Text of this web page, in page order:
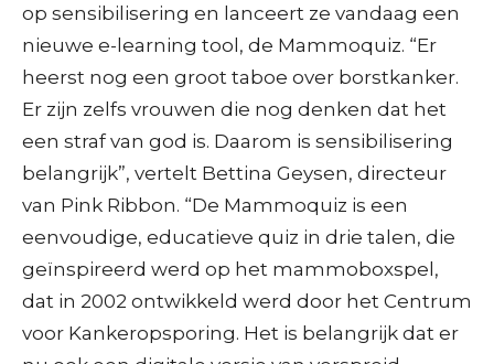
op sensibilisering en lanceert ze vandaag een
nieuwe e-learning tool, de Mammoquiz. “Er
heerst nog een groot taboe over borstkanker.
Er zijn zelfs vrouwen die nog denken dat het
een straf van god is. Daarom is sensibilisering
belangrijk”, vertelt Bettina Geysen, directeur
van Pink Ribbon. “De Mammoquiz is een
eenvoudige, educatieve quiz in drie talen, die
geïnspireerd werd op het mammoboxspel,
dat in 2002 ontwikkeld werd door het Centrum
voor Kankeropsporing. Het is belangrijk dat er